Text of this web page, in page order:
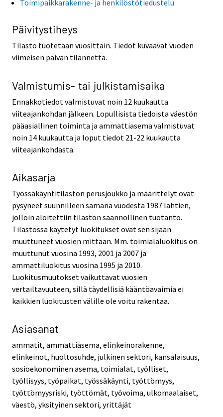
Toimipaikkarakenne- ja henkilöstötiedustelu
Päivitystiheys
Tilasto tuotetaan vuosittain. Tiedot kuvaavat vuoden
viimeisen päivän tilannetta.
Valmistumis- tai julkistamisaika
Ennakkotiedot valmistuvat noin 12 kuukautta
viiteajankohdan jälkeen. Lopullisista tiedoista väestön
pääasiallinen toiminta ja ammattiasema valmistuvat
noin 14 kuukautta ja loput tiedot 21-22 kuukautta
viiteajankohdasta.
Aikasarja
Työssäkäyntitilaston perusjoukko ja määrittelyt ovat
pysyneet suunnilleen samana vuodesta 1987 lähtien,
jolloin aloitettiin tilaston säännöllinen tuotanto.
Tilastossa käytetyt luokitukset ovat sen sijaan
muuttuneet vuosien mittaan. Mm. toimialaluokitus on
muuttunut vuosina 1993, 2001 ja 2007 ja
ammattiluokitus vuosina 1995 ja 2010.
Luokitusmuutokset vaikuttavat vuosien
vertailtavuuteen, sillä täydellisiä kääntöavaimia ei
kaikkien luokitusten välille ole voitu rakentaa.
Asiasanat
ammatit, ammattiasema, elinkeinorakenne,
elinkeinot, huoltosuhde, julkinen sektori, kansalaisuus,
sosioekonominen asema, toimialat, työlliset,
työllisyys, työpaikat, työssäkäynti, työttömyys,
työttömyysriski, työttömät, työvoima, ulkomaalaiset,
väestö, yksityinen sektori, yrittäjät